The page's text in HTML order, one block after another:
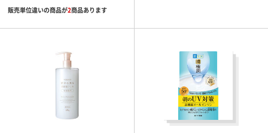
販売単位違いの商品が2商品あります